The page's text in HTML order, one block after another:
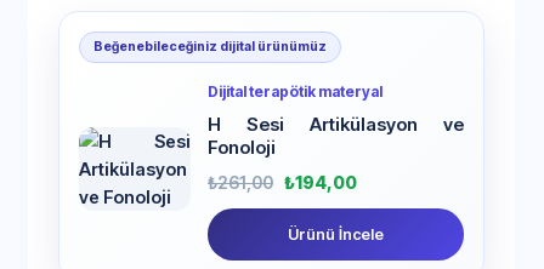
Beğenebileceğiniz dijital ürünümüz
Dijital terapötik materyal
H Sesi Artikülasyon ve
Fonoloji
₺261,00 ₺194,00
Ürünü İncele